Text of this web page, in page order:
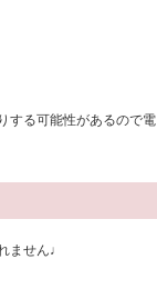
する可能性があるので電
ません♩